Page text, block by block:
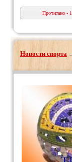
Прочитано -
Новости спорта